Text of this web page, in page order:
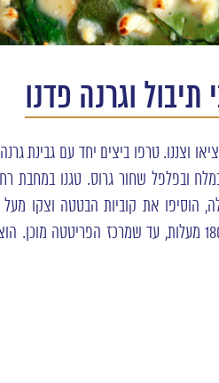
וגרנה פדנו
וצננו. טרפו ביצים יחד עם גבינת
ובפלפל שחור גרוס. טגנו במחבת
את קוביות הבטטה וצקו מעל
העבירו לתנור שחומם מראש לטמפרטורה של 180 מעלות, עד שמרכז